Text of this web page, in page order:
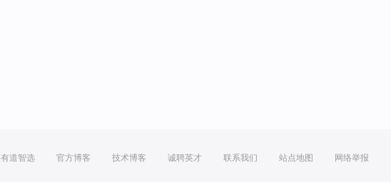
有道智选 官方博客 技术博客 诚聘英才 联系我们 站点地图 网络举报